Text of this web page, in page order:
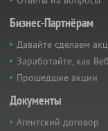
Бизнес-Партнёрам
Давайте сделаем
Заработайте, как
Прошедшие акции
Документы
Агентский договор